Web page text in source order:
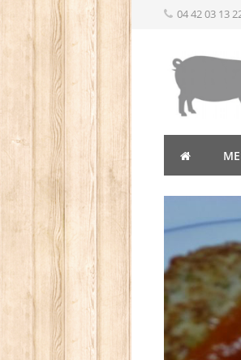
04 42 03 13